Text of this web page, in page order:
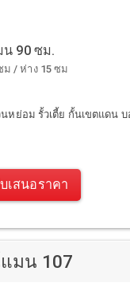
90 ซม.
ม / ห่าง 15 ซม
หย่อม รั้วเตี้ย กั้นเขตแดน บ
เสนอราคา
มน 107